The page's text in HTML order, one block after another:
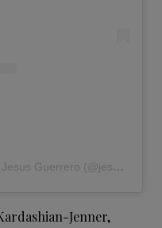
Una publicación compartida por Jesus Guerrero (@jesushair)
Jenner,